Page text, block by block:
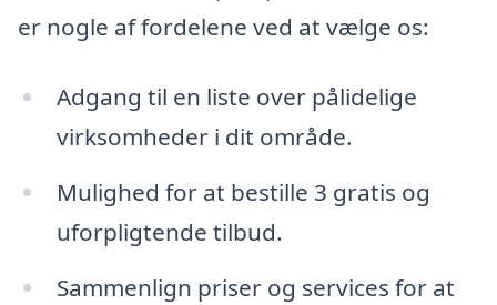
er nogle af fordelene ved at vælge os:
Adgang til en liste over pålidelige
virksomheder i dit område.
Mulighed for at bestille 3 gratis og
uforpligtende tilbud.
Sammenlign priser og services for at